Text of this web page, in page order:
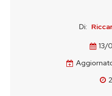
Di:
13/
2